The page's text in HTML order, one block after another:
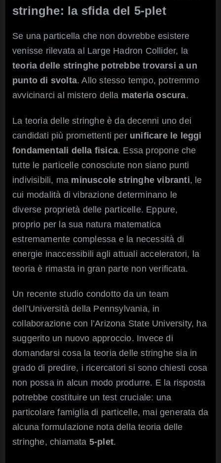
stringhe: la sfida del 5-plet
Se una particella che non dovrebbe esistere
venisse rilevata al Large Hadron Collider, la
teoria delle stringhe potrebbe trovarsi a un
punto di svolta. Allo stesso tempo, potremmo
avvicinarci al mistero della materia oscura.
La teoria delle stringhe è da decenni uno dei
candidati più promettenti per unificare le leggi
fondamentali della fisica. Essa propone che
tutte le particelle conosciute non siano punti
indivisibili, ma minuscole stringhe vibranti, le
cui modalità di vibrazione determinano le
diverse proprietà delle particelle. Eppure,
proprio per la sua natura matematica
estremamente complessa e la necessità di
energie inaccessibili agli attuali acceleratori, la
teoria è rimasta in gran parte non verificata.
Un recente studio condotto da un team
dell’Università della Pennsylvania, in
collaborazione con l’Arizona State University, ha
suggerito un nuovo approccio. Invece di
domandarsi cosa la teoria delle stringhe sia in
grado di predire, i ricercatori si sono chiesti cosa
non possa in alcun modo produrre. E la risposta
potrebbe costituire un test cruciale: una
particolare famiglia di particelle, mai generata da
alcuna formulazione nota della teoria delle
stringhe, chiamata 5-plet.